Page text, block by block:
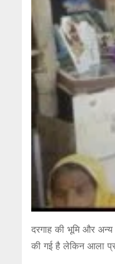
दरगाह की भूमि और
की गई है लेकिन आला